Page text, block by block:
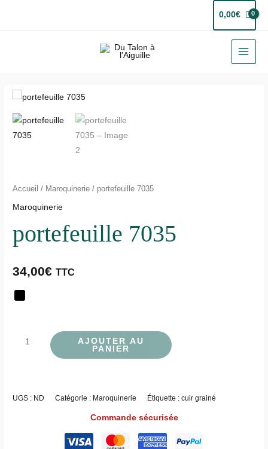
0,00€
Accueil / Maroquinerie / portefeuille 7035
Maroquinerie
portefeuille 7035
34,00€ TTC
quantité
de
portefeuille
AJOUTER AU
PANIER
UGS : ND Catégorie : Maroquinerie Étiquette :cuir grainé
Commande sécurisée